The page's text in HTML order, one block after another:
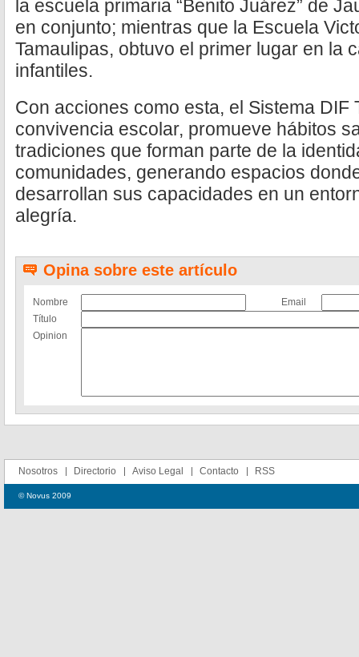
la escuela primaria “Benito Juárez” de
en conjunto; mientras que la Escuela
Tamaulipas, obtuvo el primer lugar en la
infantiles.
Con acciones como esta, el Sistema DIF
convivencia escolar, promueve hábitos
tradiciones que forman parte de la
comunidades, generando espacios
desarrollan sus capacidades en un
alegría.
Opina sobre este artículo
Nombre
Email
Título
Opinion
Nosotros Directorio Aviso Legal Contacto RSS
© Novus 2009